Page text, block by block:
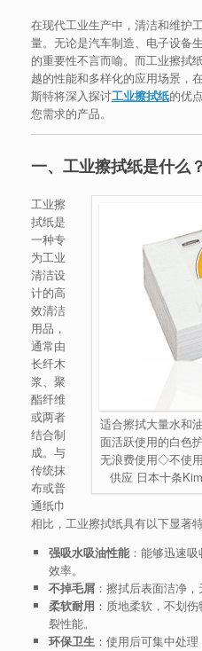
在现代工业生产中，清洁和维护
量。无论是汽车制造、电子设备
的重要性不言而喻。而工业擦拭
越的性能和多样化的应用场景，
斯特将深入探讨工业擦拭纸的优
您需求的产品。
一、工业擦拭纸是什么？
适合擦拭大量水和
面活跃使用的白色
无浪费使用◇不使
供应 日本十条
工业擦
拭纸是
一种专
为工业
清洁设
计的高
效清洁
用品，
通常由
长纤木
浆、聚
酯纤维
或两者
结合制
成。与
传统抹
布或普
通纸巾
相比，工业擦拭纸具有以下显著
强吸水吸油性能：能够迅速
效率。
不掉毛屑：擦拭后表面洁净，
柔软耐用 ：质地柔软，不划
裂性能。
环保卫生：使用后可集中处理